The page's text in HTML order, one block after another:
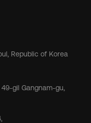
gil Gangnam-gu,
Republic of Korea